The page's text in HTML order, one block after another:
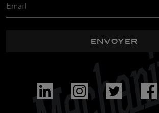
ENVOYER